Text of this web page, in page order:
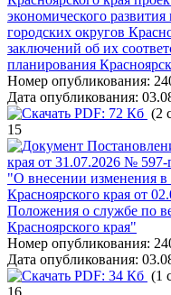
экономического
городских округов
заключений об их
планирования
Номер опубликования:
Дата опубликования:
PDF: 72 Кб (2
15
края от 31.07.2026 № 597-
"О внесении изменения в
Красноярского края от
Положения о службе по
Красноярского края"
Номер опубликования:
Дата опубликования:
PDF: 34 Кб (1
16